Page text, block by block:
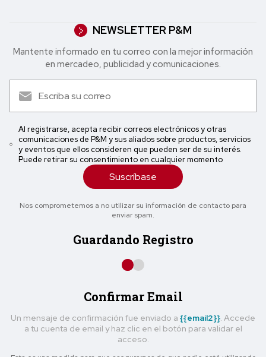
NEWSLETTER P&M
Mantente informado en tu correo con la mejor in formación
en mercadeo, publicidad y comunicaciones.
Al registrarse, acepta recibir correos electrónicos y otras
comunicaciones de P&M y sus aliados sobre productos, servicios
y eventos que ellos consideren que pueden ser de su interés.
Puede retirar su consentimiento en cualquier momento
Suscríbase
Nos comprometemos a no utilizar su información de contacto para
enviar spam.
Guardando Registro
Confirmar Email
Un mensaje de confirmación fue enviado a {{email2}} . Accede
a tu cuenta de email y haz clic en el botón para validar el
acceso.